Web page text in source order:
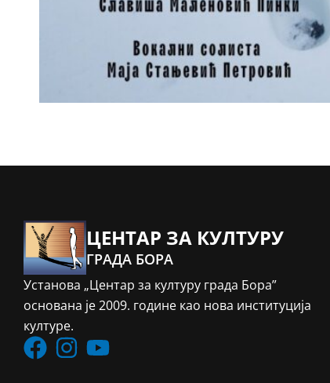
ЦЕНТАР ЗА КУЛТУРУ
ГРАДА БОРА
Установа „Центар за културу града Бора”
основана је 2009. године као нова институција
културе.